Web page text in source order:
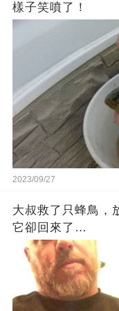
樣子笑噴了！
2023/09/27
大叔救了只蜂鳥，
它卻回來了…